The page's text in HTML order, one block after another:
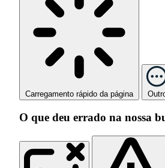
Carregamento rápido da página
O que deu errado na nossa